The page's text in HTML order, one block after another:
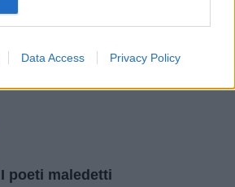
Data Access Privacy Policy
anche una storia di disperazione e di
I poeti maledetti